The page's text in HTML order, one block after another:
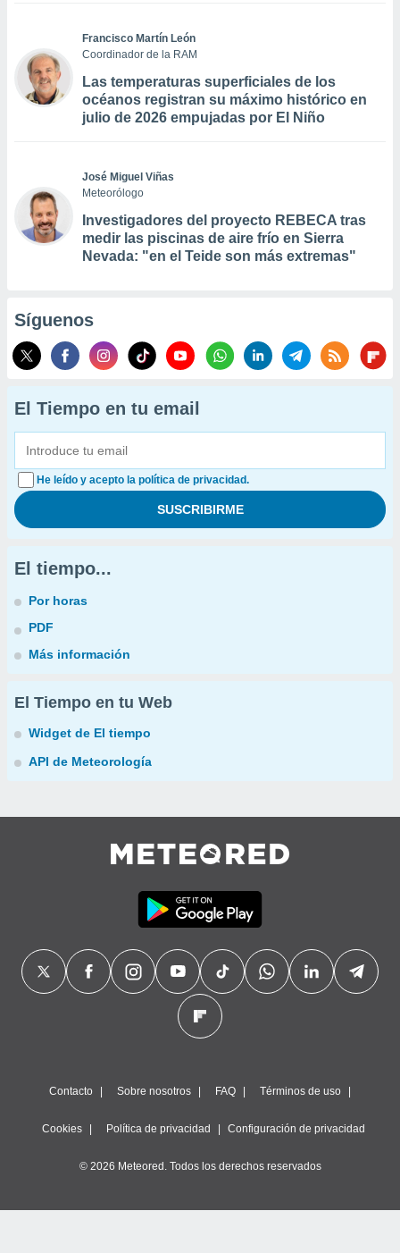
Francisco Martín León
Coordinador de la RAM
Las temperaturas superficiales de los
océanos registran su máximo histórico en
julio de 2026 empujadas por El Niño
José Miguel Viñas
Meteorólogo
Investigadores del proyecto REBECA tras
medir las piscinas de aire frío en Sierra
Nevada: "en el Teide son más extremas"
Síguenos
El Tiempo en tu email
He leído y acepto la política de privacidad.
El tiempo...
Por horas
PDF
Más información
El Tiempo en tu Web
Widget de El tiempo
API de Meteorología
Contacto Sobre nosotros FAQ Términos de uso
Cookies Política de privacidad Configuración de privacidad
© 2026 Meteored. Todos los derechos reservados